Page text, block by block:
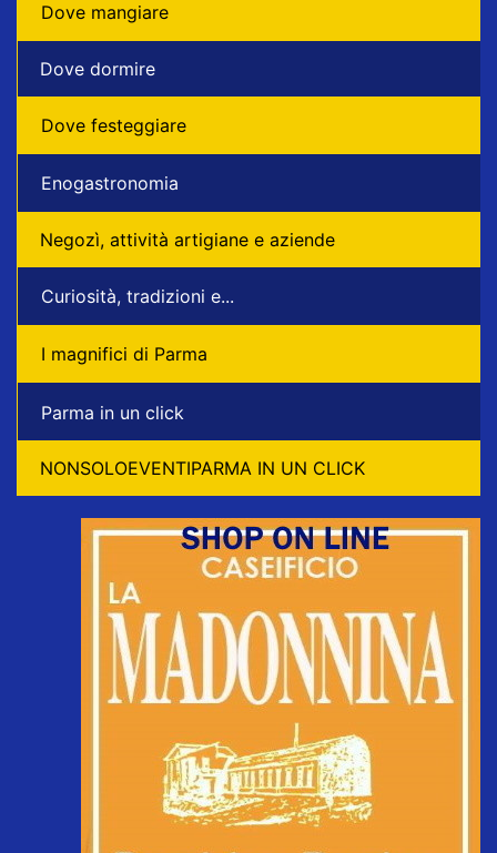
Dove mangiare
Dove dormire
Dove festeggiare
Enogastronomia
Negozì, attività artigiane e aziende
Curiosità, tradizioni e...
I magnifici di Parma
Parma in un click
NONSOLOEVENTIPARMA IN UN CLICK